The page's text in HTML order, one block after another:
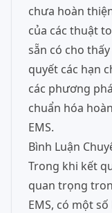
chưa hoàn
của các thuật
sẵn có cho
quyết các hạn
các phương
chuẩn hóa
EMS.
Bình Luận
Trong khi kết
quan trọng
EMS, có một